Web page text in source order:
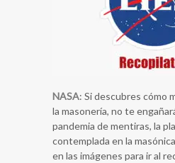
NASA: Si descubres cómo
la masonería, no te
pandemia de mentiras, la
contemplada en la
en las imágenes para ir al